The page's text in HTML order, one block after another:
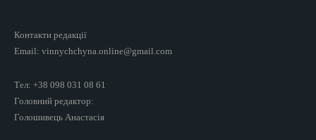
Контакти редакції
Email: vinnychchyna.online@gmail.com
Тел: +38 098 031 08 61
Головний редактор:
Голошивець Анастасія